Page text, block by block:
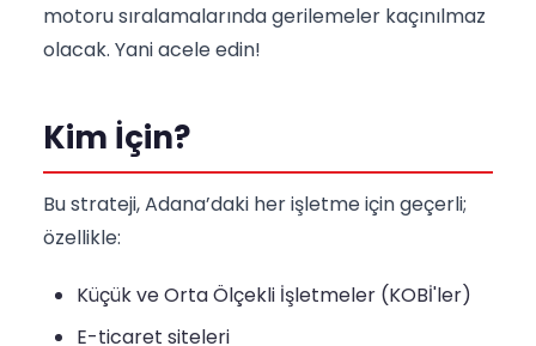
motoru sıralamalarında gerilemeler kaçınılmaz
olacak. Yani acele edin!
Kim İçin?
Bu strateji, Adana’daki her işletme için geçerli;
özellikle:
Küçük ve Orta Ölçekli İşletmeler (KOBİ'ler)
E-ticaret siteleri